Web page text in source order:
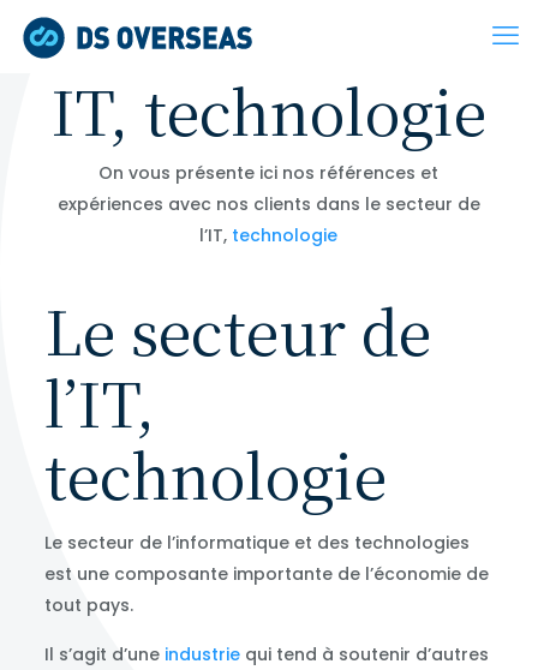
IT, technologie
On vous présente ici nos références et
expériences avec nos clients dans le secteur de
l’IT, technologie
Le secteur de
l’IT,
technologie
Le secteur de l’informatique et des technologies
est une composante importante de l’économie de
tout pays.
Il s’agit d’une industriequi tend à soutenir d’autres